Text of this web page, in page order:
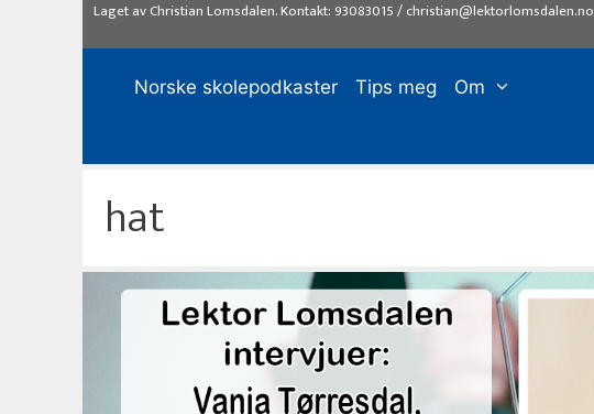
Laget avChristian Lomsdalen. Kontakt: 93083015/christian@lektorlomsdalen.no
Norske skolepodkaster Tips meg Om
hat